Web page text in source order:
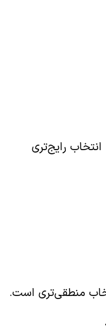
به همین دلیل معماری LAN-Based انتخاب رایج‌تری